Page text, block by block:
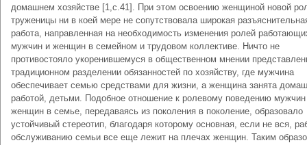
домашнем хозяйстве [1,c.41]. При этом освоению женщиной новой
труженицы ни в коей мере не сопутствовала широкая
работа, направленная на необходимость изменения ролей
мужчин и женщин в семейном и трудовом коллективе. Ничто не
противостояло укоренившемуся в общественном мнении
традиционном разделении обязанностей по хозяйству, где мужчина
обеспечивает семью средствами для жизни, а женщина занята
работой, детьми. Подобное отношение к ролевому поведению
женщин в семье, передаваясь из поколения в поколение, образовало
устойчивый стереотип, благодаря которому основная, если не вся,
обслуживанию семьи все еще лежит на плечах женщин. Таким